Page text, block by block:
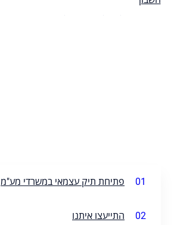
01 פתיחת תיק עצמאי במשרדי מע"מ
02 התייעצו איתנו